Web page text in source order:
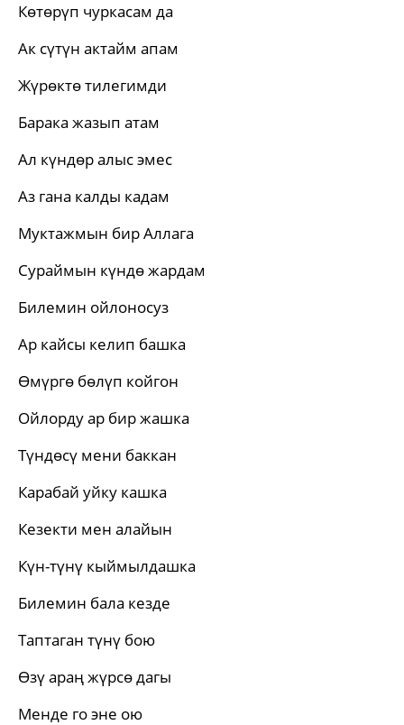
Көтөрүп чуркасам да
Ак сүтүн актайм апам
Жүрөктө тилегимди
Барака жазып атам
Ал күндөр алыс эмес
Аз гана калды кадам
Муктажмын бир Аллага
Сураймын күндө жардам
Билемин ойлоносуз
Ар кайсы келип башка
Өмүргө бөлүп койгон
Ойлорду ар бир жашка
Түндөсү мени баккан
Карабай уйку кашка
Кезекти мен алайын
Күн-түнү кыймылдашка
Билемин бала кезде
Таптаган түнү бою
Өзү араң жүрсө дагы
Менде го эне ою